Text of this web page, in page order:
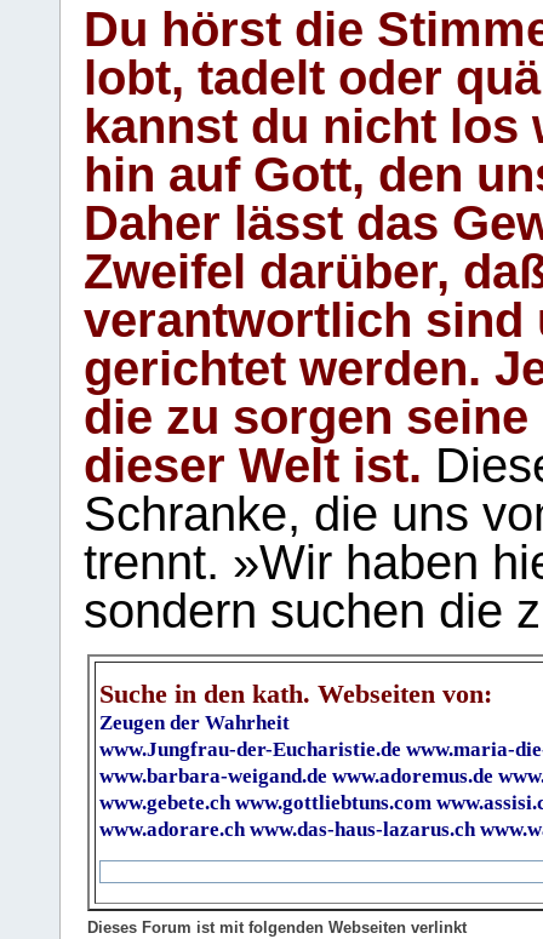
Du hörst die
lobt, tadelt oder
kannst du nicht los
hin auf Gott, den
Daher lässt das
Zweifel darüber,
verantwortlich sind
gerichtet werden.
die zu sorgen
dieser Welt ist.
Schranke, die uns
trennt. »Wir haben
sondern suchen die
Suche in den kath. Webseiten von:
Zeugen der Wahrheit
www.Jungfrau-der-Eucharistie.de www.maria-
www.barbara-weigand.de www.adoremus.de
www.gebete.ch www.gottliebtuns.com
www.adorare.ch www.das-haus-lazarus.ch
Dieses Forum ist mit folgenden Webseiten verlinkt